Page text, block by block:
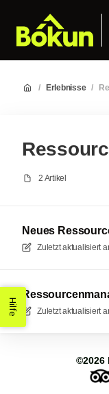
/ Erlebnisse /
2 Artikel
Neues
Zuletzt aktualisiert
Zuletzt aktualisiert
©2026
Hilfe